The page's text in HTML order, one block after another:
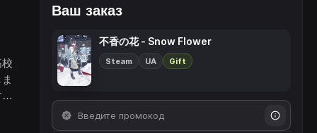
Ваш заказ
不香の花 - Snow Flower
Steam UA Gift